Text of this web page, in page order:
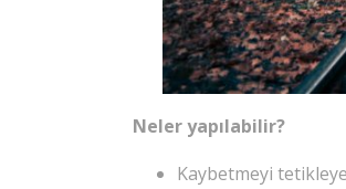
Neler yapılabilir?
Kaybetmeyi